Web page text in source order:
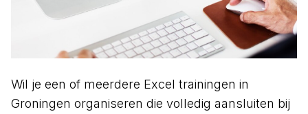
Wil je een of meerdere Excel trainingen in
Groningen organiseren die volledig aansluiten bij